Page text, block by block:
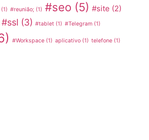
(1) #reunião; (1) #seo (5) #site (2)
#ssl (3) #tablet (1) #Telegram (1)
#Workspace (1) aplicativo (1) telefone (1)